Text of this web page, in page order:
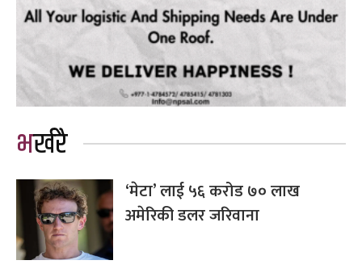
भर्खरै
‘मेटा’ लाई ५६ करोड ७० लाख
अमेरिकी डलर जरिवाना